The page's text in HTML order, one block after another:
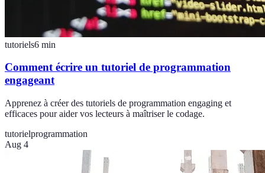
tutoriels6 min
Comment écrire un tutoriel de programmation
engageant
Apprenez à créer des tutoriels de programmation engaging et
efficaces pour aider vos lecteurs à maîtriser le codage.
tutorielprogrammation
Aug 4